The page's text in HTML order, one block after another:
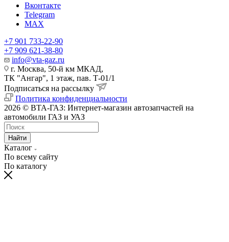
Вконтакте
Telegram
MAX
+7 901 733-22-90
+7 909 621-38-80
info@vta-gaz.ru
г. Москва, 50-й км МКАД,
ТК "Ангар", 1 этаж, пав. Т-01/1
Подписаться на рассылку
Политика конфиденциальности
2026 © ВТА-ГАЗ: Интернет-магазин автозапчастей на
автомобили ГАЗ и УАЗ
Найти
Каталог
По всему сайту
По каталогу